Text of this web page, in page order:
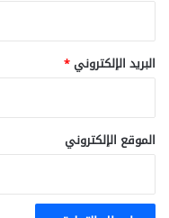
البريد الإلكتروني*
الموقع الإلكتروني